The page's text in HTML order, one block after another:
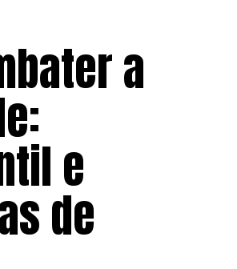
a
e
de